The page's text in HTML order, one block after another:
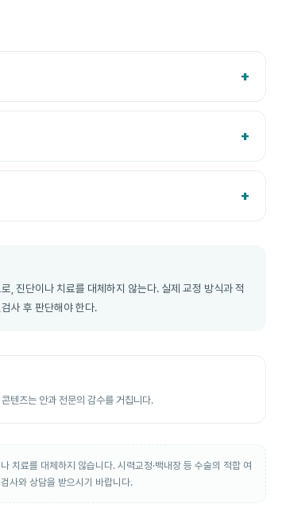
, 진단이나 치료를 대체하지 않는다. 실제 교정 방식과 적
사 후 판단해야 한다.
텐츠는 안과 전문의 감수를 거칩니다.
치료를 대체하지 않습니다. 시력교정·백내장 등 수술의 적합 여
사와 상담을 받으시기 바랍니다.